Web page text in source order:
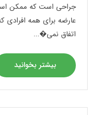
جراحی است که ممکن
عارضه برای همه افرادی
اتفاق نمی�...
بیشتر بخوانید